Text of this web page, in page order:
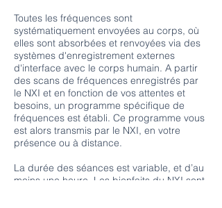
Toutes les fréquences sont
systématiquement envoyées au corps, où
elles sont absorbées et renvoyées via des
systèmes d'enregistrement externes
d'interface avec le corps humain. A partir
des scans de fréquences enregistrés par
le NXI et en fonction de vos attentes et
besoins, un programme spécifique de
fréquences est établi. Ce programme vous
est alors transmis par le NXI, en votre
présence ou à distance.
La durée des séances est variable, et d’au
moins une heure. Les bienfaits du NXI sont